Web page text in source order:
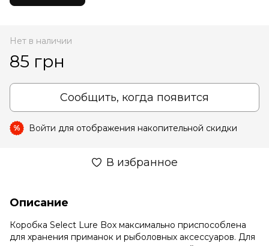
Нет в наличии
85 грн
Сообщить, когда появится
% Войти для отображения накопительной скидки
В избранное
Описание
Коробка Select Lure Box максимально приспособлена
для хранения приманок и рыболовных аксессуаров. Для